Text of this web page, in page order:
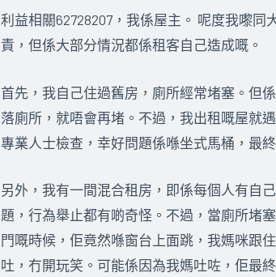
利益相關62728207，我係屋主。 呢度我嚟
責，但係大部分情況都係租客自己造成嘅。
首先，我自己住過舊房，廁所經常堵塞。但
落廁所，就唔會再堵。不過，我出租嘅屋就
專業人士檢查，幸好問題係喺坐式馬桶，最
另外，我有一間混合租房，即係每個人有自
題，行為舉止都有啲奇怪。不過，當廁所堵
門嘅時候，佢竟然喺窗台上面跳，我媽咪跟
吐，冇開玩笑。可能係因為我媽吐咗，佢最